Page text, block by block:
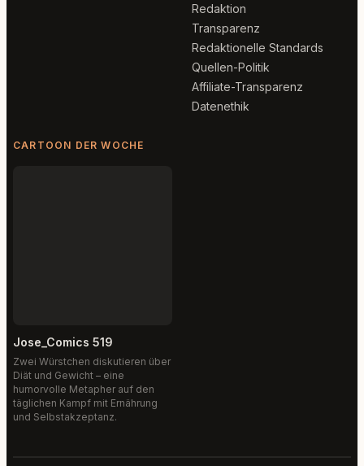
Redaktion
Transparenz
Redaktionelle Standards
Quellen-Politik
Affiliate-Transparenz
Datenethik
CARTOON DER WOCHE
Jose_Comics 519
Zwei Würstchen diskutieren über
Diät und Gewicht – eine
humorvolle Metapher auf den
täglichen Kampf mit Ernährung
und Selbstakzeptanz.